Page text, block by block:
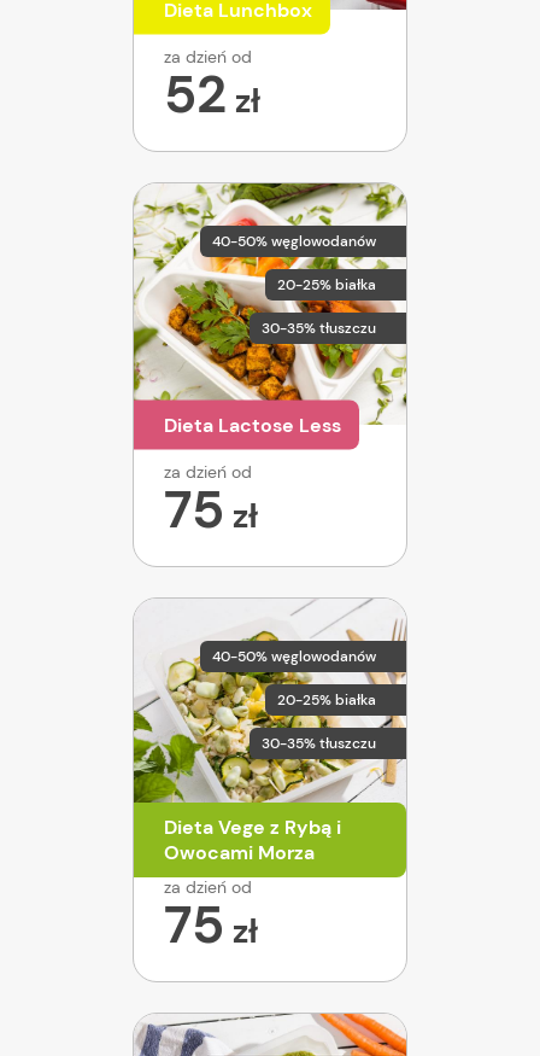
Dieta Lunchbox
za dzień od
52 zł
40-50% węglowodanów
20-25% białka
30-35% tłuszczu
Dieta Lactose Less
za dzień od
75 zł
40-50% węglowodanów
20-25% białka
30-35% tłuszczu
Dieta Vege z Rybą i
Owocami Morza
za dzień od
75 zł